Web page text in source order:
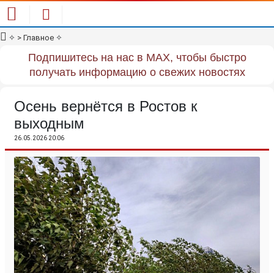
✧ > Главное ✧
Подпишитесь на нас в MAX, чтобы быстро
получать информацию о свежих новостях
Осень вернётся в Ростов к
выходным
26.05.2026 20:06